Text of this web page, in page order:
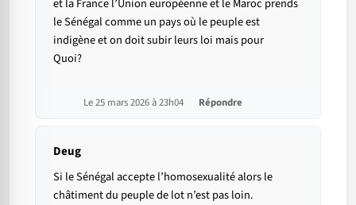
et la France l’Union européenne et le Maroc prends
le Sénégal comme un pays où le peuple est
indigène et on doit subir leurs loi mais pour
Quoi?
Le 25 mars 2026 à 23h04 Répondre
Deug
Si le Sénégal accepte l’homosexualité alors le
châtiment du peuple de lot n’est pas loin.